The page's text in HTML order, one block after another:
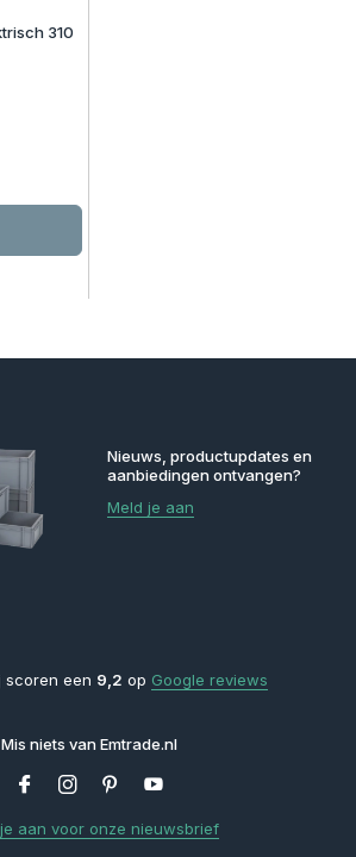
310
Nieuws, productupdates en
aanbiedingen ontvangen?
Meld je aan
scoren een 9,2 op Google reviews
Mis niets van Emtrade.nl
aan voor onze nieuwsbrief